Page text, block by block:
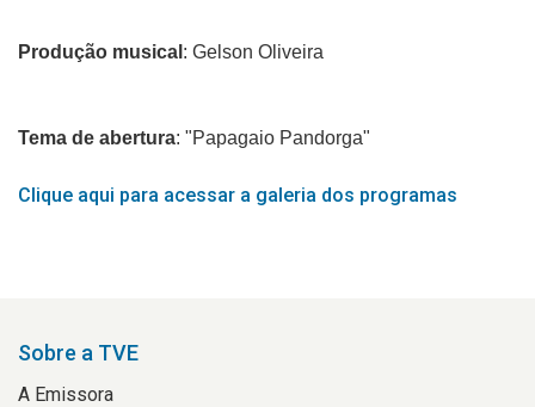
Produção musical : Gelson Oliveira
Tema de abertura: "Papagaio Pandorga"
Clique aqui para acessar a galeria dos programas
Sobre a TVE
A Emissora